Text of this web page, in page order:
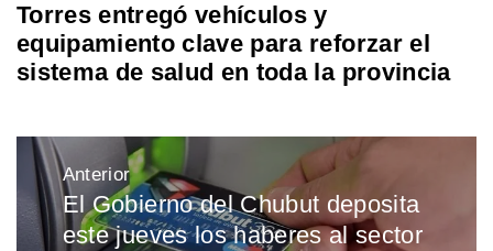
Torres entregó vehículos y
equipamiento clave para reforzar el
sistema de salud en toda la provincia
Navegación
de
entradas
Anterior
Entrada
anterior:
El Gobierno del Chubut deposita
este jueves los haberes al sector